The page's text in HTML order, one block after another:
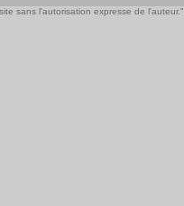
sans l'autorisation expresse de l'auteur."